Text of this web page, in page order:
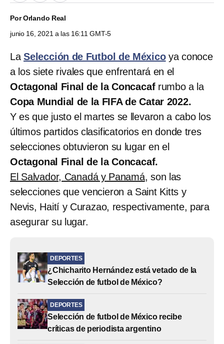
PorOrlando Real
junio 16, 2021 a las 16:11 GMT-5
La Selección de Futbol de Méxicoya conoce
a los siete rivales que enfrentará en el
Octagonal Final de la Concacafrumbo a la
Copa Mundial de la FIFA de Catar 2022.
Y es que justo el martes se llevaron a cabo los
últimos partidos clasificatorios en donde tres
selecciones obtuvieron su lugar en el
Octagonal Final de la Concacaf.
El Salvador, Canadá y Panamá, son las
selecciones que vencieron a Saint Kitts y
Nevis, Haití y Curazao, respectivamente, para
asegurar su lugar.
DEPORTES
¿Chicharito Hernández está vetado de la
Selección de futbol de México?
DEPORTES
Selección de futbol de México recibe
críticas de periodista argentino